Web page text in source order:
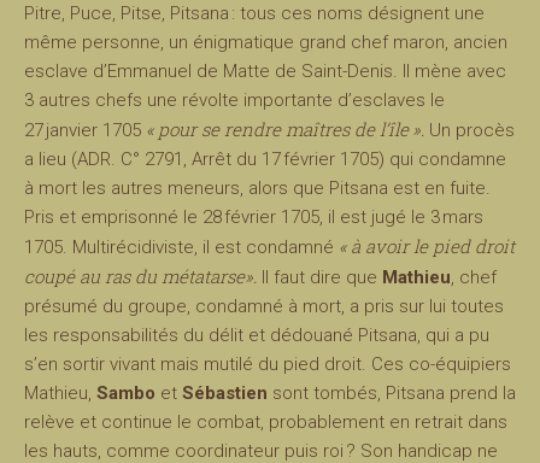
Pitre, Puce, Pitse, Pitsana : tous ces noms désignent une
même personne, un énigmatique grand chef maron, ancien
esclave d’Emmanuel de Matte de Saint-Denis. Il mène avec
3 autres chefs une révolte importante d’esclaves le
27 janvier 1705 « pour se rendre maîtres de l’île ». Un procès
a lieu (ADR. C° 2791, Arrêt du 17 février 1705) qui condamne
à mort les autres meneurs, alors que Pitsana est en fuite.
Pris et emprisonné le 28 février 1705, il est jugé le 3 mars
1705. Multirécidiviste, il est condamné « à avoir le pied droit
coupé au ras du métatarse». Il faut dire que Mathieu, chef
présumé du groupe, condamné à mort, a pris sur lui toutes
les responsabilités du délit et dédouané Pitsana, qui a pu
s’en sortir vivant mais mutilé du pied droit. Ces co-équipiers
Mathieu, Sambo et Sébastien sont tombés, Pitsana prend la
relève et continue le combat, probablement en retrait dans
les hauts, comme coordinateur puis roi ? Son handicap ne